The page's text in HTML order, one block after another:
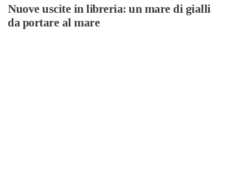
Nuove uscite in libreria: un mare di gialli
da portare al mare